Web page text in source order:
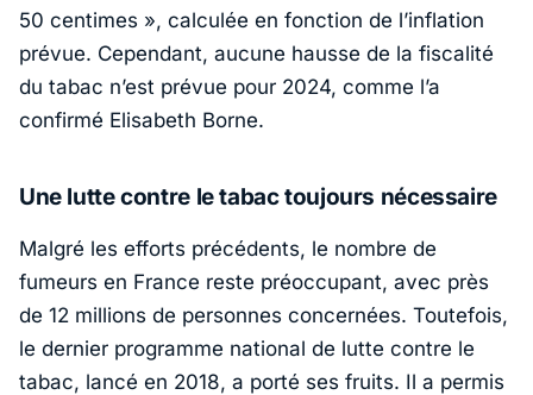
50 centimes », calculée en fonction de l’inflation
prévue. Cependant, aucune hausse de la fiscalité
du tabac n’est prévue pour 2024, comme l’a
confirmé Elisabeth Borne.
Une lutte contre le tabac toujours nécessaire
Malgré les efforts précédents, le nombre de
fumeurs en France reste préoccupant, avec près
de 12 millions de personnes concernées. Toutefois,
le dernier programme national de lutte contre le
tabac, lancé en 2018, a porté ses fruits. Il a permis